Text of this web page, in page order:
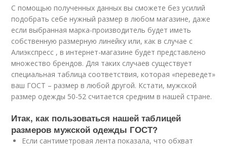
С помощью полученных данных вы сможете без усилий
подобрать себе нужный размер в любом магазине, даже
если выбранная марка-производитель будет иметь
собственную размерную линейку или, как в случае с
Алиэкспресс , в интернет-магазине будет представлено
множество брендов. Для таких случаев существует
специальная таблица соответствия, которая «переведет»
ваш ГОСТ – размер в любой другой. Кстати, мужской
размер одежды 50-52 считается средним в нашей стране.
Итак, как пользоваться нашей таблицей
размеров мужской одежды ГОСТ?
Если сантиметровая лента показала, что обхват